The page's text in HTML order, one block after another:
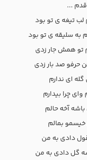
...
تیغه ی تو بود
سلیقه ی تو بود
تو همش جار زدی
صد بار زدی
ای ندارم
چرا بیدارم
باشه آخه حالم
بمالم
دادی به من
گل دادی به من